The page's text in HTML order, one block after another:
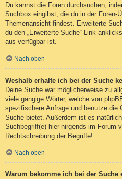
Du kannst die Foren durchsuchen,
Suchbox eingibst, die du in der Foren-
Themenansicht findest. Erweiterte
du den „Erweiterte Suche“-Link
aus verfügbar ist.
Nach oben
Weshalb erhalte ich bei der Suche
Deine Suche war möglicherweise zu
viele gängige Wörter, welche von
spezifischere Anfrage und benutze die
Suche bietet. Außerdem ist es
Suchbegriff(e) hier nirgends im Forum
Rechtschreibung der Begriffe!
Nach oben
Warum bekomme ich bei der Suche